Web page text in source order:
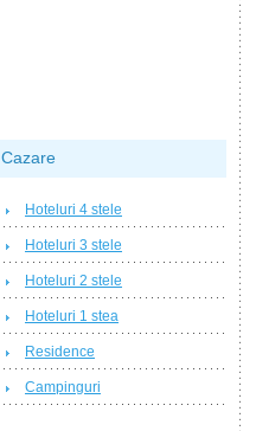
Cazare
Hoteluri 4 stele
Hoteluri 3 stele
Hoteluri 2 stele
Hoteluri 1 stea
Residence
Campinguri